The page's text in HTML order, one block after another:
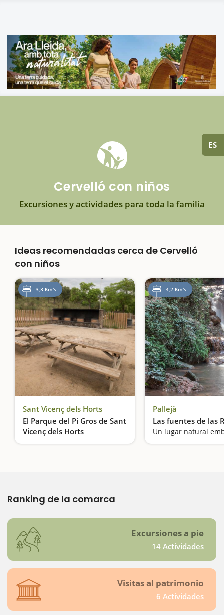
ES
Cervelló con niños
Excursiones y actividades para toda la familia
Ideas recomendadas cerca de Cervelló
con niños
3,3 Km's
Sant Vicenç dels Horts
El Parque del Pi Gros de Sant
Vicenç dels Horts
Pícnic bajo un árbol monumental
4,2 Km's
Pallejà
Las fuentes de las
Un lugar natural
Ranking de la comarca
Excursiones a pie
14 Actividades
Visitas al patrimonio
6 Actividades